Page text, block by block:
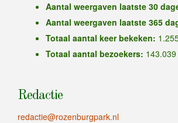
Aantal weergaven laatste 30
Aantal weergaven laatste 365
Totaal aantal keer bekeken:
Totaal aantal bezoekers: 143.039
Redactie
redactie@rozenburgpark.nl